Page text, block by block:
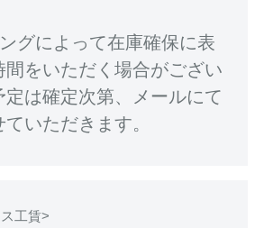
グによって在庫確保に表
間をいただく場合がござい
定は確定次第、メールにて
いただきます。
工賃>